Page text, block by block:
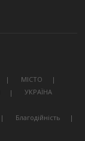
МІСТО
УКРАЇНА
Благодійність